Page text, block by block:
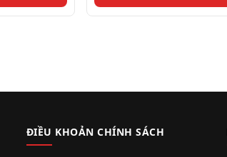
ĐIỀU KHOẢN CHÍNH SÁCH